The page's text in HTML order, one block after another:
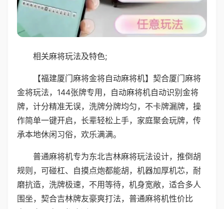
相关麻将玩法及特色;
【福建厦门麻将金将自动麻将机】契合厦门麻将
金将玩法，144张牌专用，自动麻将机自动识别金将
牌，计分精准无误，洗牌分牌均匀，不卡牌漏牌，操
作简单一键开启，长辈轻松上手，家庭聚会玩牌，传
承本地休闲习俗，欢乐满满。
普通麻将机专为东北吉林麻将玩法设计，推倒胡
规则，可碰杠、自摸点炮都能胡，机器加厚机芯，耐
磨抗造，洗牌极速，不用等待，机身宽敞，适合多人
围坐，契合吉林牌友豪爽打法，普通麻将机性价比